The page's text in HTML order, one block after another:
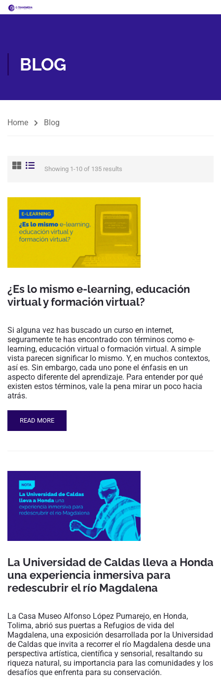
BLOG
Home Blog
Showing 1-10 of 135 results
¿Es lo mismo e-learning, educación
virtual y formación virtual?
Si alguna vez has buscado un curso en internet,
seguramente te has encontrado con términos como e-
learning, educación virtual o formación virtual. A simple
vista parecen significar lo mismo. Y, en muchos contextos,
así es. Sin embargo, cada uno pone el énfasis en un
aspecto diferente del aprendizaje. Para entender por qué
existen estos términos, vale la pena mirar un poco hacia
atrás.
READ MORE
La Universidad de Caldas lleva a Honda
una experiencia inmersiva para
redescubrir el río Magdalena
La Casa Museo Alfonso López Pumarejo, en Honda,
Tolima, abrió sus puertas a Refugios de vida del
Magdalena, una exposición desarrollada por la Universidad
de Caldas que invita a recorrer el río Magdalena desde una
perspectiva artística, científica y sensorial, resaltando su
riqueza natural, su importancia para las comunidades y los
desafíos que enfrenta para su conservación.